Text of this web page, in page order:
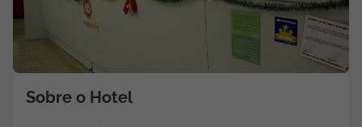
Contactos
Apoio ao cliente em Portugal
218 925 471
Sobre o Hotel